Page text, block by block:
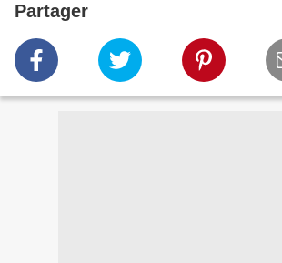
Partager